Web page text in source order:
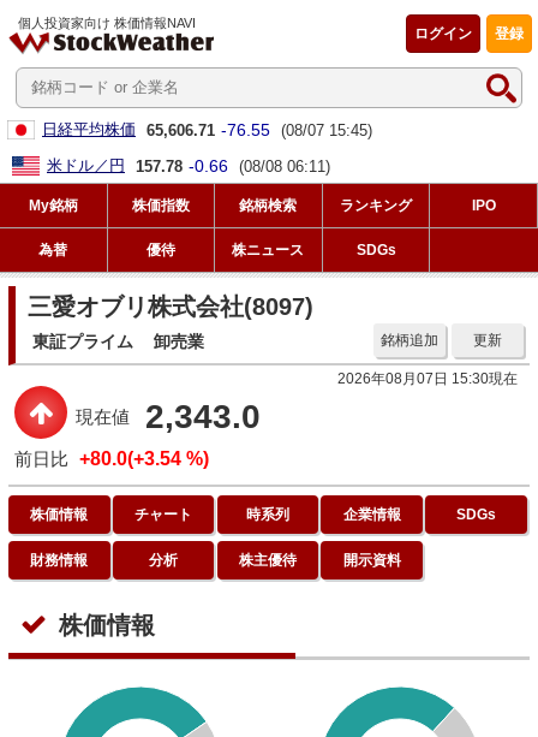
個人投資家向け 株価情報NAVI
登録
ログイン
日経平均株価 65,606.71 -76.55 (08/07 15:45)
米ドル／円
157.78 -0.66 (08/08 06:11)
My銘柄 株価指数 銘柄検索 ランキング IPO
為替 優待 株ニュース SDGs
三愛オブリ株式会社(8097)
東証プライム 卸売業 更新
銘柄追加
2026年08月07日 15:30現在
現在値 2,343.0
前日比 +80.0(+3.54 %)
株価情報 チャート 時系列 企業情報 SDGs
財務情報 分析 株主優待 開示資料
株価情報